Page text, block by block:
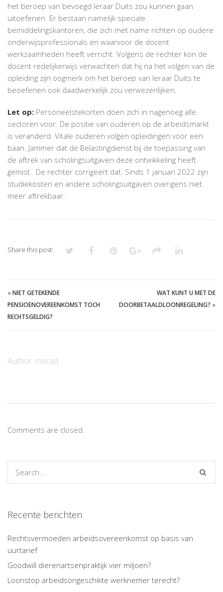
het beroep van bevoegd leraar Duits zou kunnen gaan
uitoefenen. Er bestaan namelijk speciale
bemiddelingskantoren, die zich met name richten op oudere
onderwijsprofessionals en waarvoor de docent
werkzaamheden heeft verricht. Volgens de rechter kon de
docent redelijkerwijs verwachten dat hij na het volgen van de
opleiding zijn oogmerk om het beroep van leraar Duits te
beoefenen ook daadwerkelijk zou verwezenlijken.
Let op: Personeelstekorten doen zich in nagenoeg alle
sectoren voor. De positie van ouderen op de arbeidsmarkt
is veranderd. Vitale ouderen volgen opleidingen voor een
baan. Jammer dat de Belastingdienst bij de toepassing van
de aftrek van scholingsuitgaven deze ontwikkeling heeft
gemist. De rechter corrigeert dat. Sinds 1 januari 2022 zijn
studiekosten en andere scholingsuitgaven overigens niet
meer aftrekbaar.
Share this post:
«NIET GETEKENDE
PENSIOENOVEREENKOMST TOCH
RECHTSGELDIG?
WAT KUNT U MET DE
DOORBETAALDLOONREGELING? »
Author: merad
Comments are closed.
Recente berichten
Rechtsvermoeden arbeidsovereenkomst op basis van
uurtarief
Goodwill dierenartsenpraktijk vier miljoen?
Loonstop arbeidsongeschikte werknemer terecht?